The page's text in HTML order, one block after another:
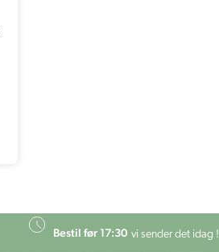
Bestil før 17:30 vi sender det idag !